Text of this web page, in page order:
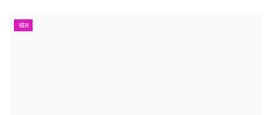
खेल